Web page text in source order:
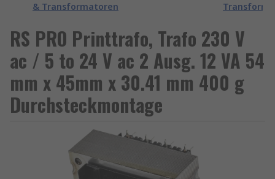
& Transformatoren
RS PRO Printtrafo, Trafo 230 V
ac / 5 to 24 V ac 2 Ausg. 12 VA 54
mm x 45mm x 30.41 mm 400 g
Durchsteckmontage